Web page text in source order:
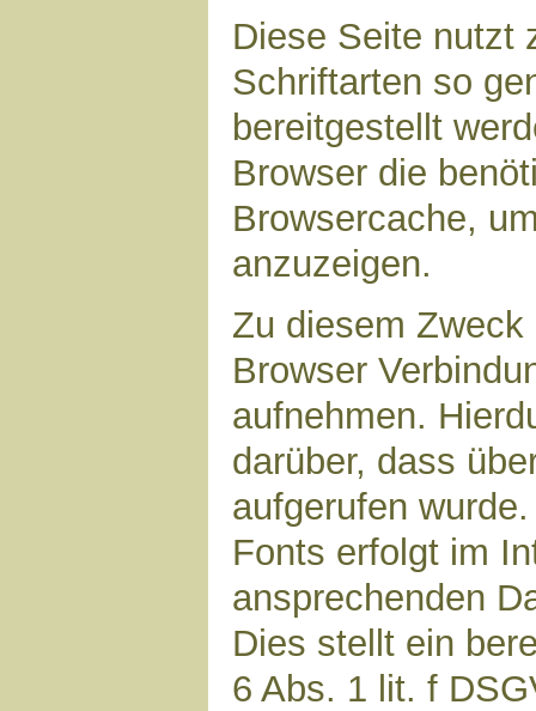
Diese Seite nutzt
Schriftarten so
bereitgestellt
Browser die
Browsercache,
anzuzeigen.
Zu diesem
Browser
aufnehmen.
darüber, dass
aufgerufen
Fonts erfolgt im
ansprechenden
Dies stellt ein
6 Abs. 1 lit. f